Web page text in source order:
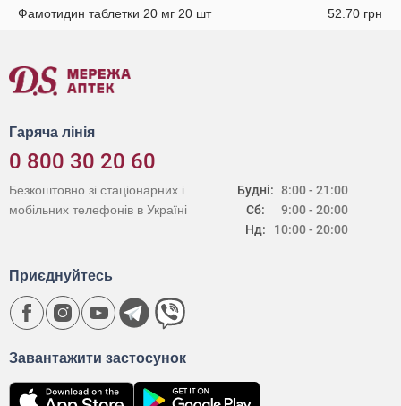
Фамотидин таблетки 20 мг 20 шт 52.70 грн
Гаряча лінія
0 800 30 20 60
Будні:
Сб:
Нд:
8:00 - 21:00
9:00 - 20:00
10:00 - 20:00
Безкоштовно зі стаціонарних і
мобільних телефонів в Україні
Завантажити застосунок
Приєднуйтесь